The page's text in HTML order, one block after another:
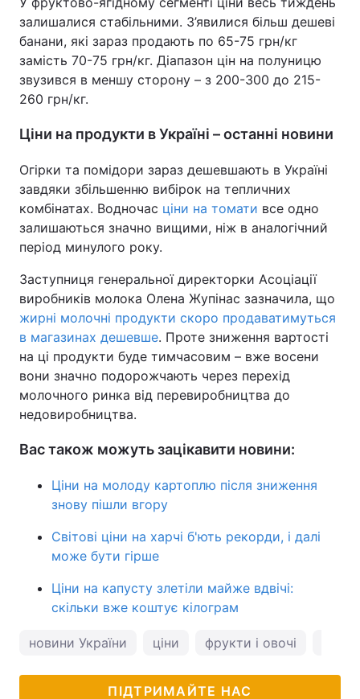
Тема оформлення
залишалися стабільними. З’явилися більш дешеві
банани, які зараз продають по 65-75 грн/кг
замість 70-75 грн/кг. Діапазон цін на полуницю
звузився в меншу сторону – з 200-300 до 215-
260 грн/кг.
Ціни на продукти в Україні – останні новини
Огірки та помідори зараз дешевшають в Україні
завдяки збільшенню вибірок на тепличних
комбінатах. Водночас ціни на томати все одно
залишаються значно вищими, ніж в аналогічний
період минулого року.
Заступниця генеральної директорки Асоціації
виробників молока Олена Жупінас зазначила, що
жирні молочні продукти скоро продаватимуться
в магазинах дешевше. Проте зниження вартості
на ці продукти буде тимчасовим – вже восени
вони значно подорожчають через перехід
молочного ринка від перевиробництва до
недовиробництва.
Вас також можуть зацікавити новини:
Ціни на молоду картоплю після зниження
знову пішли вгору
Світові ціни на харчі б'ють рекорди, і далі
може бути гірше
Ціни на капусту злетіли майже вдвічі:
скільки вже коштує кілограм
новини України ціни фрукти і овочі
ПІДТРИМАЙТЕ НАС